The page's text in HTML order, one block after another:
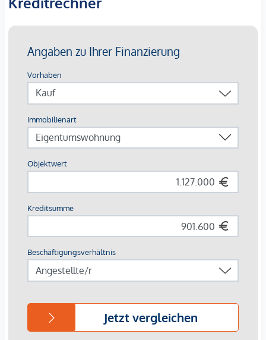
Die Wohnungen sind teilweise bis Ende 2029 befristet
vermietet.
Kaufpreis
von € 36.800,- zzgl. 20 % USt.
Die monatliche Nettomiete für die Wohnung beträgt EUR
Wir weisen darauf hin, dass zwischen dem Vermittler und
dem zu vermittelnden Dritten ein familiäres oder
wirtschaftliches Naheverhältnis besteht.
*Der Vertrag kommt nicht mit der INFINA Credit Broker
Immobilienunternehmen angeboten. Allfällige aus dem
Vertragsabschluss resultierende Rechte sind ausschließlich
gegenüber dem anbietenden Immobilienunternehmen